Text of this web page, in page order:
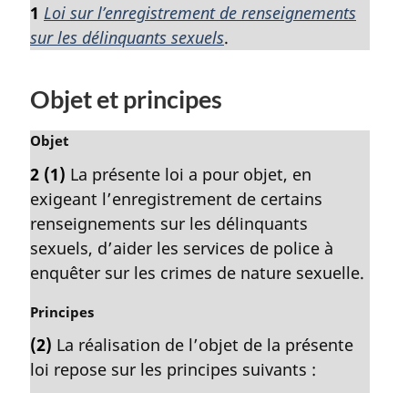
t
e
r
i
a
l
e
1 Loi sur l’enregistrement de renseignements
sur les délinquants sexuels.
Objet et principes
N
t
e
m
a
g
n
a
l
e
Objet
2 (1) La présente loi a pour objet, en
exigeant l’enregistrement de certains
renseignements sur les délinquants
sexuels, d’aider les services de police à
enquêter sur les crimes de nature sexuelle.
N
t
e
Principes
(2) La réalisation de l’objet de la présente
loi repose sur les principes suivants :